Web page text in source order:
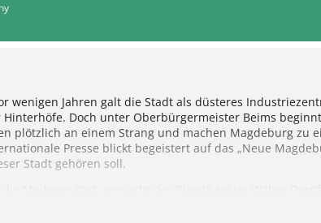
wenigen Jahren galt die Stadt als düsteres
Doch unter Oberbürgermeister Beims
plötzlich an einem Strang und machen Magdeburg zu
Presse blickt begeistert auf das „Neue
Stadt gehören soll.